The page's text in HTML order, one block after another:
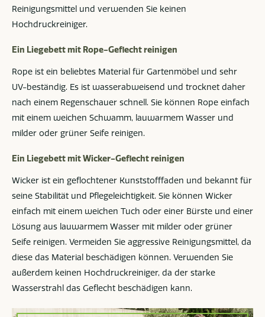
Reinigungsmittel und verwenden Sie keinen
Hochdruckreiniger.
Ein Liegebett mit Rope-Geflecht reinigen
Rope ist ein beliebtes Material für Gartenmöbel und sehr
UV-beständig. Es ist wasserabweisend und trocknet daher
nach einem Regenschauer schnell. Sie können Rope einfach
mit einem weichen Schwamm, lauwarmem Wasser und
milder oder grüner Seife reinigen.
Ein Liegebett mit Wicker-Geflecht reinigen
Wicker ist ein geflochtener Kunststofffaden und bekannt für
seine Stabilität und Pflegeleichtigkeit. Sie können Wicker
einfach mit einem weichen Tuch oder einer Bürste und einer
Lösung aus lauwarmem Wasser mit milder oder grüner
Seife reinigen. Vermeiden Sie aggressive Reinigungsmittel, da
diese das Material beschädigen können. Verwenden Sie
außerdem keinen Hochdruckreiniger, da der starke
Wasserstrahl das Geflecht beschädigen kann.